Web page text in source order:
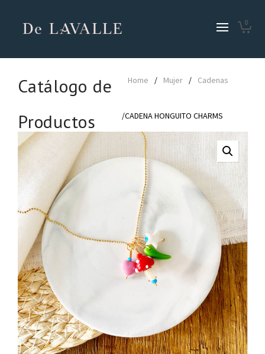
0
Catálogo de
Productos
Home / Mujer / Cadenas
/CADENA HONGUITO CHARMS